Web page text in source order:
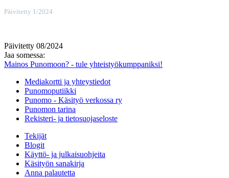
Päivitetty 1/2024
Päivitetty 08/2024
Jaa somessa:
Mainos Punomoon? - tule yhteistyökumppaniksi!
Mediakortti ja yhteystiedot
Punomoputiikki
Punomo - Käsityö verkossa ry
Punomon tarina
Rekisteri- ja tietosuojaseloste
Tekijät
Blogit
Käyttö- ja julkaisuohjeita
Käsityön sanakirja
Anna palautetta